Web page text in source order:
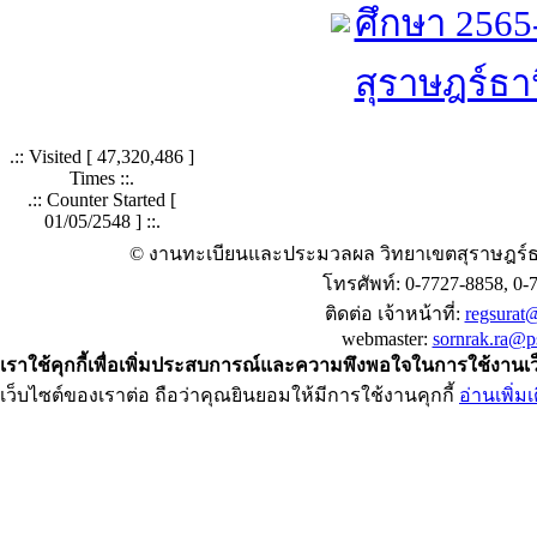
ศึกษา
สุราษฎร์ธ
.:: Visited [ 47,320,486 ]
Times ::.
.:: Counter Started [
01/05/2548 ] ::.
© งานทะเบียนและประมวลผล วิทยาเขตสุราษฎ
โทรศัพท์: 0-7727-8858, 0-
ติดต่อ เจ้าหน้าที่:
webmaster:
เราใช้คุกกี้เพื่อเพิ่มประสบการณ์และความพึงพอใจในการใช้งาน
เว็บไซต์ของเราต่อ ถือว่าคุณยินยอมให้มีการใช้งานคุกกี้ อ่านเพิ่ม